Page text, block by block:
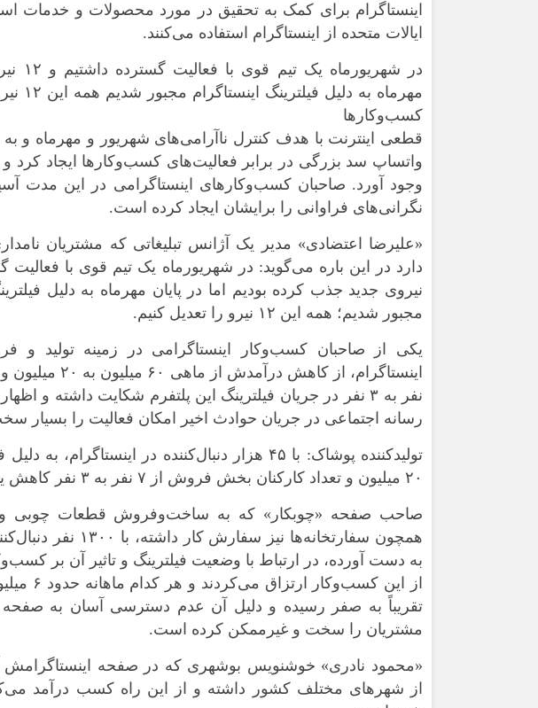
ایالات متحده از اینستاگرام استفاده می‌کنند.
در
کسب‌وکارها
قطعی اینترنت با هدف کنترل ناآرامی‌های شهریور و مهرماه و به
واتساپ سد بزرگی در برابر فعالیت‌های کسب‌وکارها ایجاد کرد
وجود آورد. صاحبان کسب‌وکارهای اینستاگرامی در این مدت
نگرانی‌های فراوانی را برایشان ایجاد کرده است.
«علیرضا اعتضادی» مدیر یک آژانس تبلیغاتی که مشتریان
نیروی جدید جذب کرده بودیم اما در پایان مهرماه به دلیل
مجبور شدیم؛ همه این ۱۲ نیرو را تعدیل کنیم.
نفر به ۳ نفر در جریان فیلترینگ این پلتفرم شکایت داشته
رسانه اجتماعی در جریان حوادث اخیر امکان فعالیت را بسیار
۲۰ میلیون و تعداد کارکنان بخش فروش از ۷ نفر به ۳ نفر کاهش یافت
صاحب صفحه «چوبکار» که به ساخت‌وفروش قطعات چوبی و
همچون سفارتخانه‌ها
به دست آورده، در ارتباط با وضعیت فیلترینگ و تاثیر آن بر
از این
تقریباً به صفر رسیده و دلیل آن عدم دسترسی آسان به صفحه
مشتریان را سخت و غیرممکن کرده است.
«محمود نادری» خوشنویس بوشهری که در صفحه اینستاگرامش
از شهرهای مختلف کشور داشته و از این راه کسب درآمد